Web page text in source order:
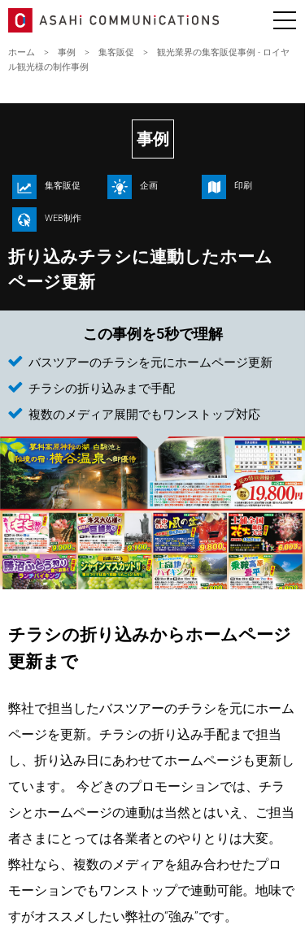
ホーム > 事例 > 集客販促 > 観光業界の集客販促事例 - ロイヤ
ル観光様の制作事例
事例
集客販促 企画 印刷
WEB制作
折り込みチラシに連動したホーム
ページ更新
この事例を5秒で理解
バスツアーのチラシを元にホームページ更新
チラシの折り込みまで手配
複数のメディア展開でもワンストップ対応
チラシの折り込みからホームページ
更新まで
弊社で担当したバスツアーのチラシを元にホーム
ページを更新。チラシの折り込み手配まで担当
し、折り込み日にあわせてホームページも更新し
ています。 今どきのプロモーションでは、チラ
シとホームページの連動は当然とはいえ、ご担当
者さまにとっては各業者とのやりとりは大変。
弊社なら、複数のメディアを組み合わせたプロ
モーションでもワンストップで連動可能。地味で
すがオススメしたい弊社の“強み”です。